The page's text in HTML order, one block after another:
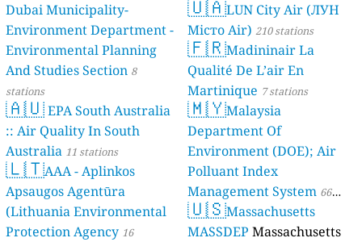
Dubai Municipality-
Environment Department -
Environmental Planning
And Studies Section 8
stations
🇦🇺EPA South Australia
:: Air Quality In South
Australia 11 stations
🇱🇹AAA - Aplinkos
Apsaugos Agentūra
(Lithuania Environmental
Protection Agency 16
🇺🇦LUN City Air (ЛУН
Місто Air) 210 stations
🇫🇷Madininair La
Qualité De L’air En
Martinique 7 stations
🇲🇾Malaysia
Department Of
Environment (DOE); Air
Polluant Index
Management System 66
stations
🇺🇸Massachusetts
MASSDEP Massachusetts